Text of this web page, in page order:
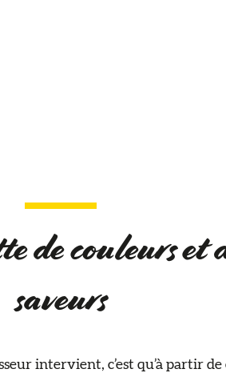
de couleurs et
saveurs
intervient, c’est qu’à partir de